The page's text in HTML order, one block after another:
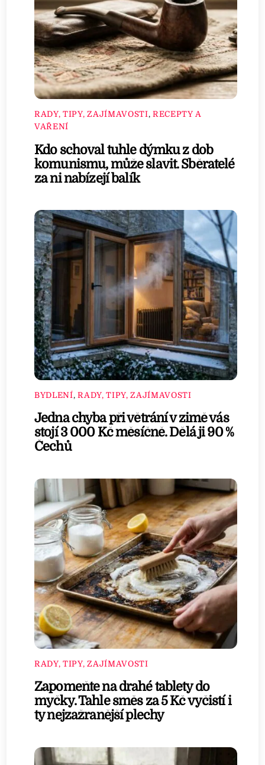
RADY, TIPY, ZAJÍMAVOSTI, RECEPTY A
VAŘENÍ
Kdo schoval tuhle dýmku z dob
komunismu, může slavit. Sběratelé
za ni nabízejí balík
BYDLENÍ,RADY, TIPY, ZAJÍMAVOSTI
Jedna chyba při větrání v zimě vás
stojí 3 000 Kč měsíčně. Dělá ji 90 %
Čechů
RADY, TIPY, ZAJÍMAVOSTI
Zapomeňte na drahé tablety do
myčky. Tahle směs za 5 Kč vyčistí i
ty nejzažranější plechy